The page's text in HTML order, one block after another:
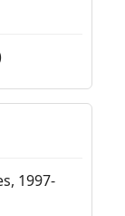
1997-